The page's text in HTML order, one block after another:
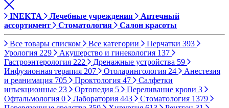
INEKTA Лечебные учреждения
Аптечный
ассортимент
Стоматология Салон красоты
Все товары списком Все категории Перчатки 393
Урология 229 Акушерство и гинекология 137
Гастроэнтерология 222 Дренажные устройства 59
Инфузионная терапия 207 Отоларингология 24
Анестезия
и реанимация 705 Проктология 47
Салфетки
инъекционные 23 Ортопедия 5 Переливание крови 3
Офтальмология 0 Лаборатория 443 Стоматология 1379